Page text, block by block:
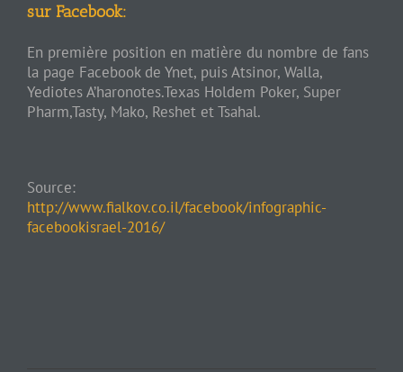
sur Facebook:
En première position en matière du nombre de fans
la page Facebook de Ynet, puis Atsinor, Walla,
Yediotes A’haronotes.Texas Holdem Poker, Super
Pharm,Tasty, Mako, Reshet et Tsahal.
Source:
http://www.fialkov.co.il/facebook/infographic-
facebookisrael-2016/